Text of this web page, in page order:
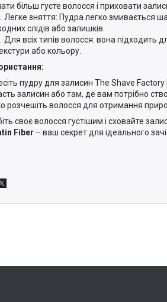
більш густе волосся і приховати
Легке зняття: Пудра легко змивається
слідів або залишків.
Для всіх типів волосся: вона підходить
або кольору.
пудру для залисин The Shave
залисин або там, де вам потрібно
розчешіть волосся для отримання
своє волосся густішим і сховайте
Fiber – ваш секрет для ідеального